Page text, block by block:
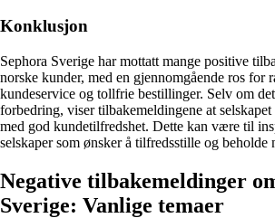
Konklusjon
Sephora Sverige har mottatt mange positive
norske kunder, med en gjennomgående ros for
kundeservice og tollfrie bestillinger. Selv om
forbedring, viser tilbakemeldingene at
med god kundetilfredshet. Dette kan være til
selskaper som ønsker å tilfredsstille og beholde
Negative tilbakemeldinger
Sverige: Vanlige temaer